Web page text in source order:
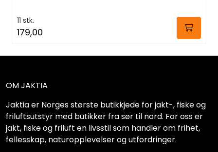
11 stk.
179,00
OM JAKTIA
Jaktia er Norges største butikkjede for jakt-, fiske og
friluftsutstyr med butikker fra sør til nord. For oss er
jakt, fiske og friluft en livsstil som handler om frihet,
fellesskap, naturopplevelser og utfordringer.